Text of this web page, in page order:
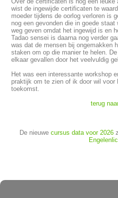
wist de ingewijde certificaten te
moeder tijdens de oorlog verloren is
nog een gevonden die in goede
weg geven omdat het ingewijd is en
Tadao sensei is daarna nog verder
was dat de mensen bij ongemakken
staken om op die manier te helen.
elkaar gevallen door het veelvuldig
Het was een interessante workshop
praktijk om te zien of ik door wil
toekomst.
terug
De nieuwe cursus data voor 2026